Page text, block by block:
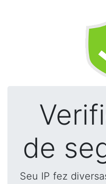
de
Seu IP fez